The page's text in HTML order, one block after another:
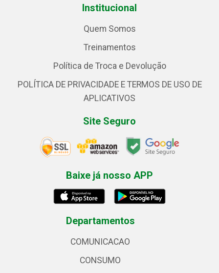
Institucional
Quem Somos
Treinamentos
Política de Troca e Devolução
POLÍTICA DE PRIVACIDADE E TERMOS DE USO DE
APLICATIVOS
Site Seguro
Baixe já nosso APP
Departamentos
COMUNICACAO
CONSUMO